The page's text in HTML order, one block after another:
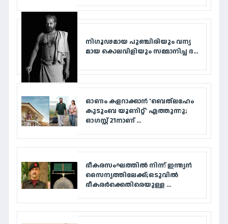
നി​ഗൂ​ഢ​മാ​യ പു​ഞ്ചി​രി​യും വ​ന്യ​
മാ​യ കൊ​ല​വി​ളി​യും സ​മ്മാ​നി​ച്ച ദ...
ഓണം കളറാക്കാൻ 'ബെത്‌ലഹേം
കുടുംബ യൂണിറ്റ്' എത്തുന്നു;
ഓഗസ്റ്റ് 21നാണ് ...
ഭീകരസംഘത്തിൽ നിന്ന് ഇന്ത്യൻ
സൈന്യത്തിലേക്ക്;ഒടുവിൽ
ഭീകരർക്കെതിരെയുള്ള ...